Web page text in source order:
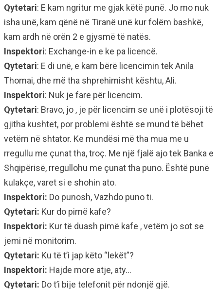
Qytetari: E kam ngritur me gjak këtë punë. Jo mo nuk
isha unë, kam qënë në Tiranë unë kur folëm bashkë,
kam ardh në orën 2 e gjysmë të natës.
Inspektori: Exchange-in e ke pa licencë.
Qytetari: E di unë, e kam bërë licencimin tek Anila
Thomai, dhe më tha shprehimisht kështu, Ali.
Inspektori: Nuk je fare për licencim.
Qytetari: Bravo, jo , je për licencim se unë i plotësoji të
gjitha kushtet, por problemi është se mund të bëhet
vetëm në shtator. Ke mundësi më tha mua me u
rregullu me çunat tha, troç. Me një fjalë ajo tek Banka e
Shqipërisë, rregullohu me çunat tha puno. Është punë
kulakçe, varet si e shohin ato.
Inspektori: Do punosh, Vazhdo puno ti.
Qytetari: Kur do pimë kafe?
Inspektori: Kur të duash pimë kafe , vetëm jo sot se
jemi në monitorim.
Qytetari: Ku të t’i jap këto “lekët”?
Inspektori: Hajde more atje, aty…
Qytetari: Do t’i bije telefonit për ndonjë gjë.